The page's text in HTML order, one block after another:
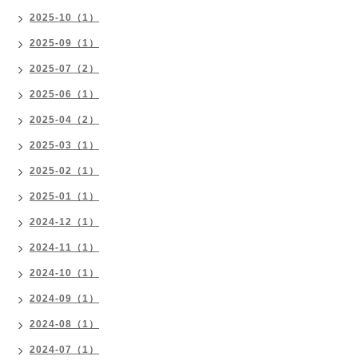
2025-10（1）
2025-09（1）
2025-07（2）
2025-06（1）
2025-04（2）
2025-03（1）
2025-02（1）
2025-01（1）
2024-12（1）
2024-11（1）
2024-10（1）
2024-09（1）
2024-08（1）
2024-07（1）